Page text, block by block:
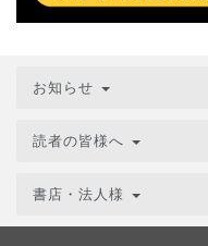
お知らせ
読者の皆様へ
書店・法人様